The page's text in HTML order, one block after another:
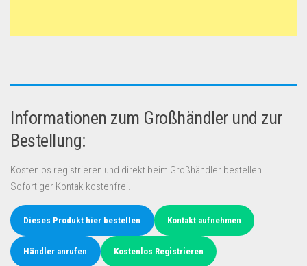
Informationen zum Großhändler und zur
Bestellung:
Kostenlos registrieren und direkt beim Großhändler bestellen.
Sofortiger Kontak kostenfrei.
Dieses Produkt hier bestellen Kontakt aufnehmen
Händler anrufen Kostenlos Registrieren